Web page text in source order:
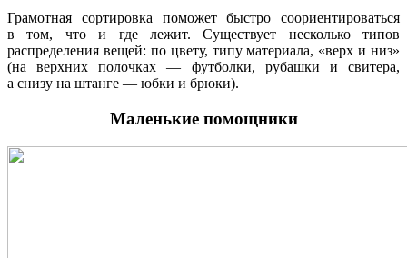
Грамотная сортировка поможет быстро соориентироваться
в том, что и где лежит. Существует несколько типов
распределения вещей: по цвету, типу материала, «верх и низ»
(на верхних полочках — футболки, рубашки и свитера,
а снизу на штанге — юбки и брюки).
Маленькие помощники